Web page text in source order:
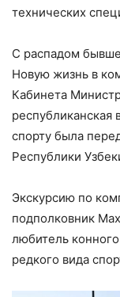
технических
С распадом
Новую жизнь в
Кабинета
спорту была
Республики
Экскурсию по
подполковник
любитель
редкого вида